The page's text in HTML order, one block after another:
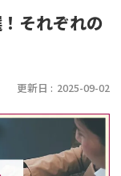
669
件
談
それぞれの
更新日 : 2025-09-02